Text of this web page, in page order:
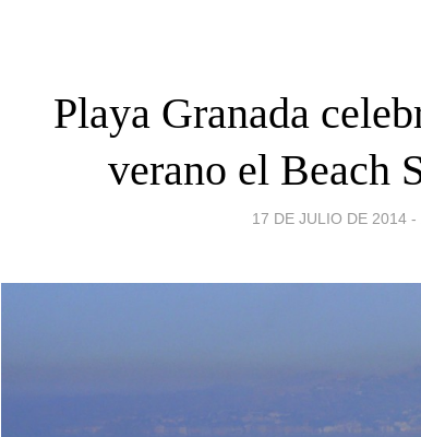
Playa Granada
verano el Beach
17 DE JULIO DE 2014 -